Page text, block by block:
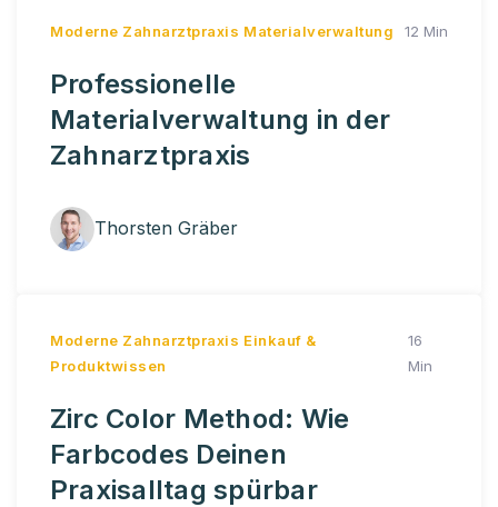
Moderne Zahnarztpraxis Materialverwaltung 12 Min
Professionelle
Materialverwaltung in der
Zahnarztpraxis
Thorsten Gräber
Moderne Zahnarztpraxis Einkauf &
Produktwissen
16
Min
Zirc Color Method: Wie
Farbcodes Deinen
Praxisalltag spürbar